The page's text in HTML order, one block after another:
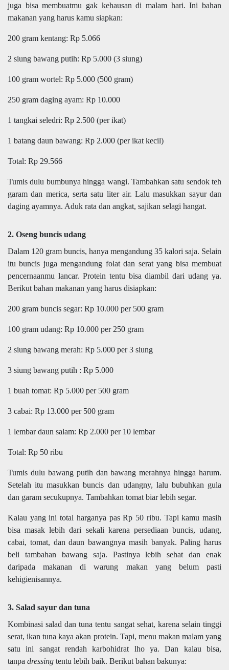
juga bisa membuatmu gak kehausan di malam hari. Ini bahan
makanan yang harus kamu siapkan:
200 gram kentang: Rp 5.066
2 siung bawang putih: Rp 5.000 (3 siung)
100 gram wortel: Rp 5.000 (500 gram)
250 gram daging ayam: Rp 10.000
1 tangkai seledri: Rp 2.500 (per ikat)
1 batang daun bawang: Rp 2.000 (per ikat kecil)
Total: Rp 29.566
Tumis dulu bumbunya hingga wangi. Tambahkan satu sendok teh
garam dan merica, serta satu liter air. Lalu masukkan sayur dan
daging ayamnya. Aduk rata dan angkat, sajikan selagi hangat.
2. Oseng buncis udang
Dalam 120 gram buncis, hanya mengandung 35 kalori saja. Selain
itu buncis juga mengandung folat dan serat yang bisa membuat
pencernaanmu lancar. Protein tentu bisa diambil dari udang ya.
Berikut bahan makanan yang harus disiapkan:
200 gram buncis segar: Rp 10.000 per 500 gram
100 gram udang: Rp 10.000 per 250 gram
2 siung bawang merah: Rp 5.000 per 3 siung
3 siung bawang putih : Rp 5.000
1 buah tomat: Rp 5.000 per 500 gram
3 cabai: Rp 13.000 per 500 gram
1 lembar daun salam: Rp 2.000 per 10 lembar
Total: Rp 50 ribu
Tumis dulu bawang putih dan bawang merahnya hingga harum.
Setelah itu masukkan buncis dan udangny, lalu bubuhkan gula
dan garam secukupnya. Tambahkan tomat biar lebih segar.
Kalau yang ini total harganya pas Rp 50 ribu. Tapi kamu masih
bisa masak lebih dari sekali karena persediaan buncis, udang,
cabai, tomat, dan daun bawangnya masih banyak. Paling harus
beli tambahan bawang saja. Pastinya lebih sehat dan enak
daripada makanan di warung makan yang belum pasti
kehigienisannya.
3. Salad sayur dan tuna
Kombinasi salad dan tuna tentu sangat sehat, karena selain tinggi
serat, ikan tuna kaya akan protein. Tapi, menu makan malam yang
satu ini sangat rendah karbohidrat lho ya. Dan kalau bisa,
tanpa dressing tentu lebih baik. Berikut bahan bakunya: